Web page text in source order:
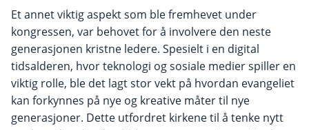
Et annet viktig aspekt som ble fremhevet under
kongressen, var behovet for å involvere den neste
generasjonen kristne ledere. Spesielt i en digital
tidsalderen, hvor teknologi og sosiale medier spiller en
viktig rolle, ble det lagt stor vekt på hvordan evangeliet
kan forkynnes på nye og kreative måter til nye
generasjoner. Dette utfordret kirkene til å tenke nytt